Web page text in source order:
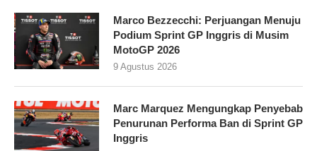
Marco Bezzecchi: Perjuangan Menuju
Podium Sprint GP Inggris di Musim
MotoGP 2026
9 Agustus 2026
Marc Marquez Mengungkap Penyebab
Penurunan Performa Ban di Sprint GP
Inggris